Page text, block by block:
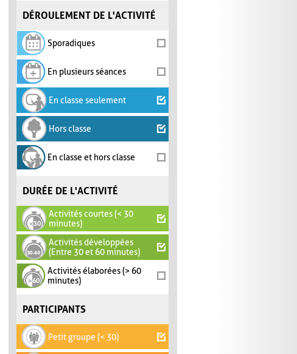
DÉROULEMENT DE L'ACTIVITÉ
Sporadiques
En plusieurs séances
En classe seulement
Hors classe
En classe et hors classe
DURÉE DE L'ACTIVITÉ
Activités courtes (< 30
minutes)
Activités développées
(Entre 30 et 60 minutes)
Activités élaborées (> 60
minutes)
PARTICIPANTS
Petit groupe (< 30)